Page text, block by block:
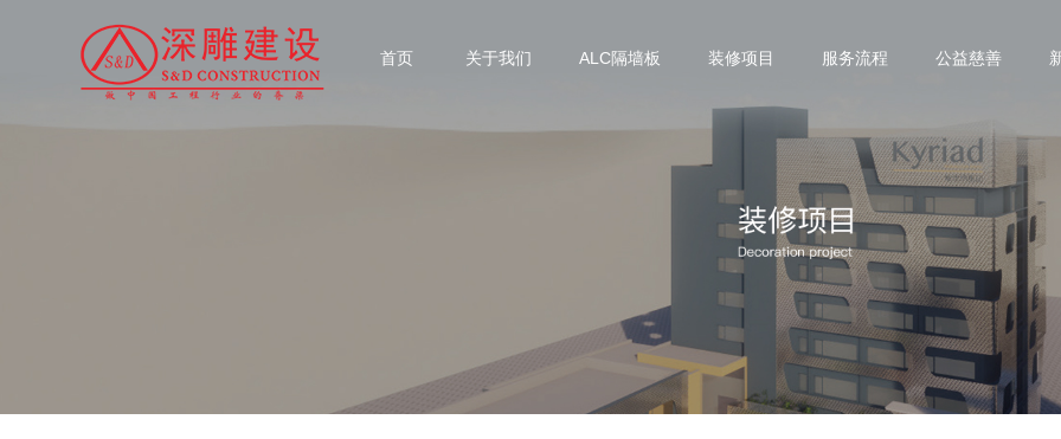
首页 关于我们 ALC隔墙板 装修项目 服务流程 公益慈善